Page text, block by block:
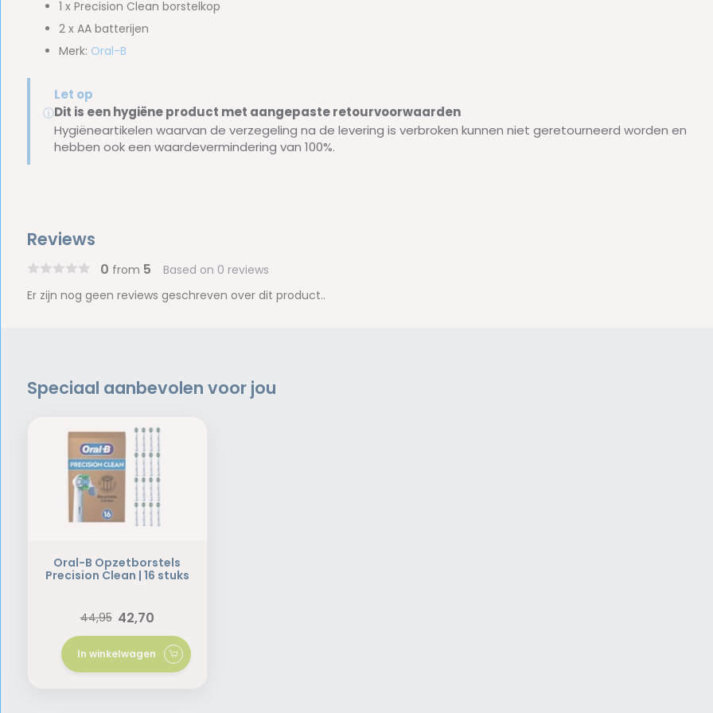
1 x Precision Clean borstelkop
2 x AA batterijen
Merk: Oral-B
ⓘ
Let op
Dit is een hygiëne product met aangepaste retourvoorwaarden
Hygiëneartikelen waarvan de verzegeling na de levering is verbroken kunnen niet geretourneerd worden en
hebben ook een waardevermindering van 100%.
Reviews
0 from 5 Based on 0 reviews
Er zijn nog geen reviews geschreven over dit product..
Speciaal aanbevolen voor jou
Oral-B Opzetborstels
Precision Clean | 16 stuks
44,95 42,70
In winkelwagen